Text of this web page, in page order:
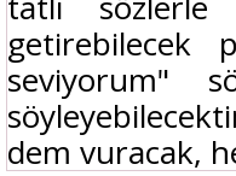
getirebilecek
seviyorum"
dem vuracak,